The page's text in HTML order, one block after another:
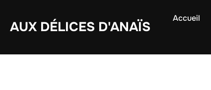
contenu
AUX DÉLICES D'ANAÏS
Accueil